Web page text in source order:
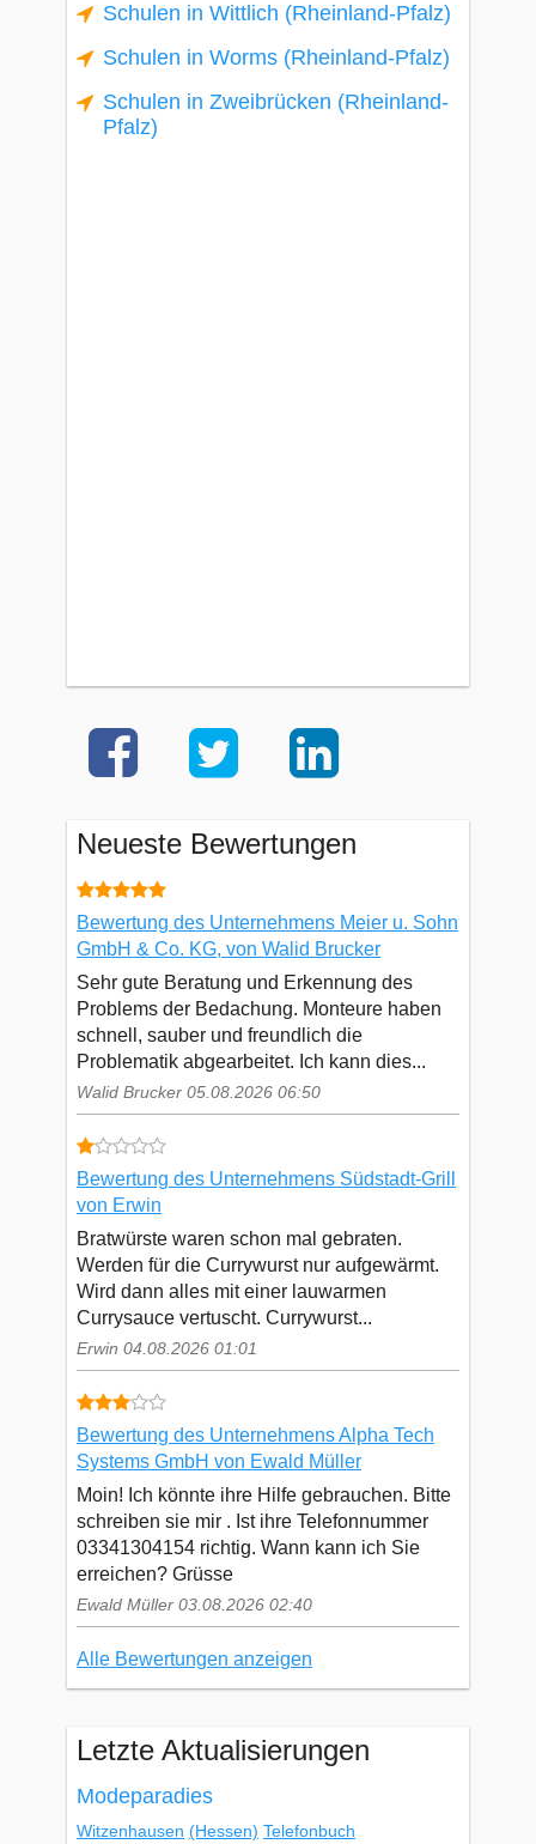
Schulen in Wittlich (Rheinland-Pfalz)
Schulen in Worms (Rheinland-Pfalz)
Schulen in Zweibrücken (Rheinland-
Pfalz)
Neueste Bewertungen
Bewertung des Unternehmens Meier u. Sohn
GmbH & Co. KG, von Walid Brucker
Sehr gute Beratung und Erkennung des
Problems der Bedachung. Monteure haben
schnell, sauber und freundlich die
Problematik abgearbeitet. Ich kann dies...
Walid Brucker 05.08.2026 06:50
Bewertung des Unternehmens Südstadt-Grill
von Erwin
Bratwürste waren schon mal gebraten.
Werden für die Currywurst nur aufgewärmt.
Wird dann alles mit einer lauwarmen
Currysauce vertuscht. Currywurst...
Erwin 04.08.2026 01:01
Bewertung des Unternehmens Alpha Tech
Systems GmbH von Ewald Müller
Moin! Ich könnte ihre Hilfe gebrauchen. Bitte
schreiben sie mir . Ist ihre Telefonnummer
03341304154 richtig. Wann kann ich Sie
erreichen? Grüsse
Ewald Müller 03.08.2026 02:40
Alle Bewertungen anzeigen
Letzte Aktualisierungen
Modeparadies
Witzenhausen (Hessen) Telefonbuch